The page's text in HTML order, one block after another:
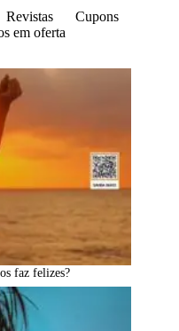
Revistas
Cupons
em oferta
faz felizes?